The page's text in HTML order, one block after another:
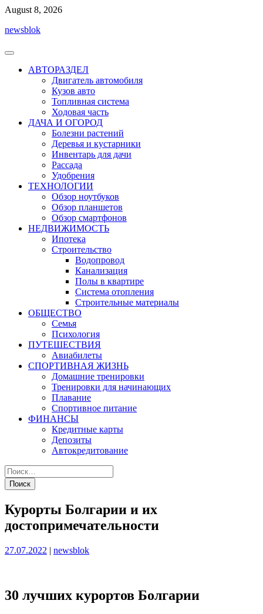
Перейти
содержимому
August 8, 2026
newsblok
АВТОРАЗДЕЛ
Двигатель автомобиля
Кузов авто
Топливная система
Ходовая часть
ДАЧА И ОГОРОД
Болезни растений
Деревья и кустарники
Инвентарь для дачи
Рассада
Удобрения
ТЕХНОЛОГИИ
Обзор ноутбуков
Обзор планшетов
Обзор смартфонов
НЕДВИЖИМОСТЬ
Ипотека
Строительство
Водопровод
Канализация
Полы в квартире
Система отопления
Строительные материалы
ОБЩЕСТВО
Семья
Психология
ПУТЕШЕСТВИЯ
Авиабилеты
СПОРТИВНАЯ ЖИЗНЬ
Домашние тренировки
Тренировки для начинающих
Плавание
Спортивное питание
ФИНАНСЫ
Кредитные карты
Депозиты
Автокредитование
Курорты Болгарии и их
достопримечательности
Опубликовано
27.07.2022 | Опубликовано
newsblok
30 лучших курортов Болгарии